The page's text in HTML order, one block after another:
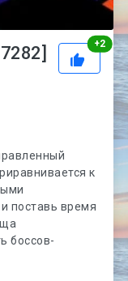
+2
к
поставь время
боссов-